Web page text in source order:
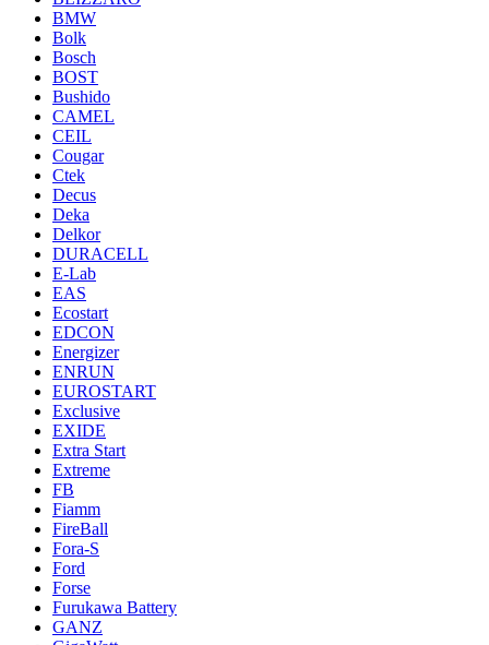
BMW
Bolk
Bosch
BOST
Bushido
CAMEL
CEIL
Cougar
Ctek
Decus
Deka
Delkor
DURACELL
E-Lab
EAS
Ecostart
EDCON
Energizer
ENRUN
EUROSTART
Exclusive
EXIDE
Extra Start
Extreme
FB
Fiamm
FireBall
Fora-S
Ford
Forse
Furukawa Battery
GANZ